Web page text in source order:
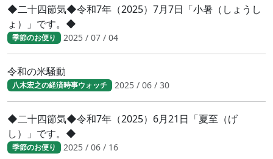
◆二十四節気◆令和7年（2025）7月7日「小暑（しょうし
ょ）」です。◆
季節のお便り 2025 / 07 / 04
令和の米騒動
八木宏之の経済時事ウォッチ 2025 / 06 / 30
◆二十四節気◆令和7年（2025）6月21日「夏至（げ
し）」です。◆
季節のお便り 2025 / 06 / 16